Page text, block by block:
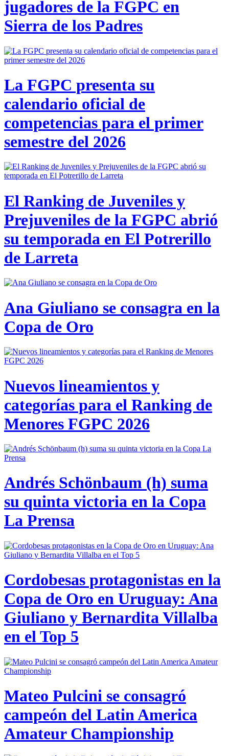
jugadores de la FGPC en
Sierra de los Padres
La FGPC presenta su
calendario oficial de
competencias para el primer
semestre del 2026
El Ranking de Juveniles y
Prejuveniles de la FGPC abrió
su temporada en El Potrerillo
de Larreta
Ana Giuliano se consagra en la
Copa de Oro
Nuevos lineamientos y
categorías para el Ranking de
Menores FGPC 2026
Andrés Schönbaum (h) suma
su quinta victoria en la Copa
La Prensa
Cordobesas protagonistas en la
Copa de Oro en Uruguay: Ana
Giuliano y Bernardita Villalba
en el Top 5
Mateo Pulcini se consagró
campeón del Latin America
Amateur Championship